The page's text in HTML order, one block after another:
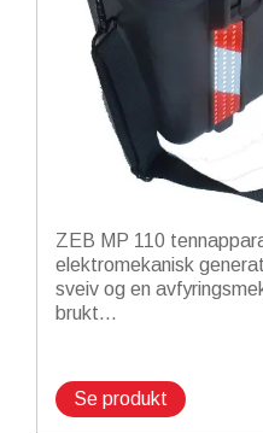
ZEB MP 110
elektromekanisk
sveiv og en
brukt...
Se produkt